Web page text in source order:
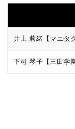
井上 莉緒【マエタ
下司 琴子【三田学